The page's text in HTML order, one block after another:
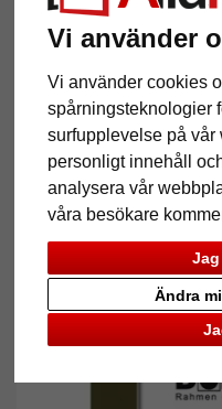
Vi använder
Vi använder cookies
spårningsteknologier
surfupplevelse på vår
personligt innehåll
analysera vår
våra besökare
Ändra
Pictures Preview
Tillbaka